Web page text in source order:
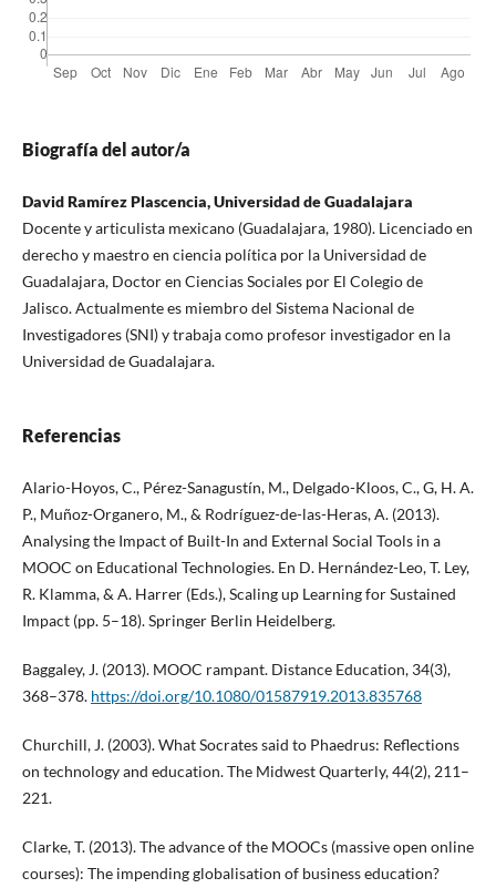
Biografía del autor/a
David Ramírez Plascencia, Universidad de Guadalajara
Docente y articulista mexicano (Guadalajara, 1980). Licenciado en
derecho y maestro en ciencia política por la Universidad de
Guadalajara, Doctor en Ciencias Sociales por El Colegio de
Jalisco. Actualmente es miembro del Sistema Nacional de
Investigadores (SNI) y trabaja como profesor investigador en la
Universidad de Guadalajara.
Referencias
Alario-Hoyos, C., Pérez-Sanagustín, M., Delgado-Kloos, C., G, H. A.
P., Muñoz-Organero, M., & Rodríguez-de-las-Heras, A. (2013).
Analysing the Impact of Built-In and External Social Tools in a
MOOC on Educational Technologies. En D. Hernández-Leo, T. Ley,
R. Klamma, & A. Harrer (Eds.), Scaling up Learning for Sustained
Impact (pp. 5–18). Springer Berlin Heidelberg.
Baggaley, J. (2013). MOOC rampant. Distance Education, 34(3),
368–378. https://doi.org/10.1080/01587919.2013.835768
Churchill, J. (2003). What Socrates said to Phaedrus: Reflections
on technology and education. The Midwest Quarterly, 44(2), 211–
221.
Clarke, T. (2013). The advance of the MOOCs (massive open online
courses): The impending globalisation of business education?